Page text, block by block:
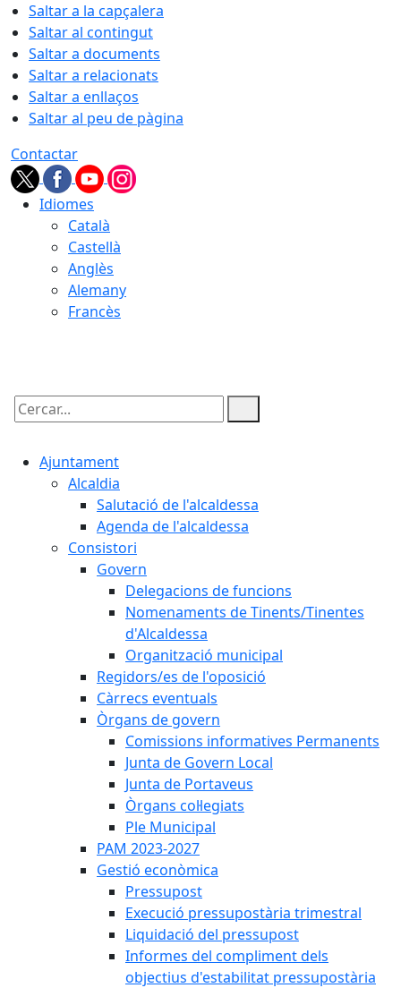
Saltar a la capçalera
Saltar al contingut
Saltar a documents
Saltar a relacionats
Saltar a enllaços
Saltar al peu de pàgina
Contactar
Idiomes
Català
Castellà
Anglès
Alemany
Francès
Cercar:
Ajuntament
Alcaldia
Salutació de l'alcaldessa
Agenda de l'alcaldessa
Consistori
Govern
Delegacions de funcions
Nomenaments de Tinents/Tinentes
d'Alcaldessa
Organització municipal
Regidors/es de l'oposició
Càrrecs eventuals
Òrgans de govern
Comissions informatives Permanents
Junta de Govern Local
Junta de Portaveus
Òrgans col·legiats
Ple Municipal
PAM 2023-2027
Gestió econòmica
Pressupost
Execució pressupostària trimestral
Liquidació del pressupost
Informes del compliment dels
objectius d'estabilitat pressupostària